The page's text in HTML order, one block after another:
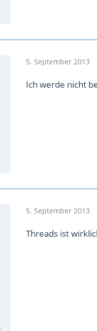
5. September 2013
Ich werde nicht
5. September 2013
Threads ist